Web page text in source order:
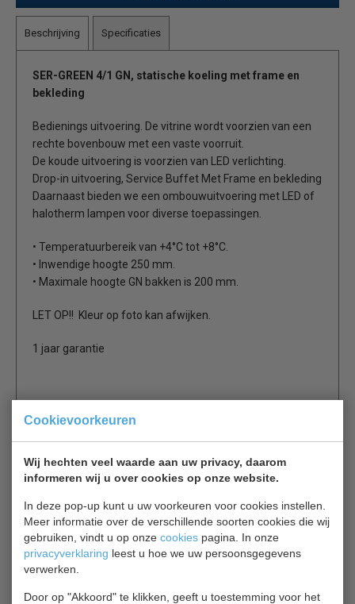
Cookievoorkeuren
Wij hechten veel waarde aan uw privacy, daarom
informeren wij u over cookies op onze website.
In deze pop-up kunt u uw voorkeuren voor cookies instellen.
Meer informatie over de verschillende soorten cookies die wij
gebruiken, vindt u op onze cookies pagina. In onze
privacyverklaring leest u hoe we uw persoonsgegevens
verwerken.
Door op "Akkoord" te klikken, geeft u toestemming voor het
Beschrijving Specificaties
SER-GREEN 4/1 GN, statische koeling met frame en
bekleding
Bedienings uitvoering. De vitrine wordt voorzien van een
rechte bovenbouw met een vaste voorruit.
De koude uitvoering is voorzien van LED verlichting.
Drop-in uitvoering, Service Buffet Met Frame en bekleding
Daarnaast bieden we een ombouwuitvoering met LED of
halotherm lampen voor diverse toepassingen.
• Temperatuurbereik van +4°C tot +8°C.
• Inwendige hoogte 250 mm.
• Maximale hoogte GN bakken is 200 mm.
LET OP!! Kleur op foto kan afwijken.
1 jaar garantie
Is dit iets voor jou?
CS Drop-In voor 5/1 GN
DropIn
€ 11090,00 € 7763,00